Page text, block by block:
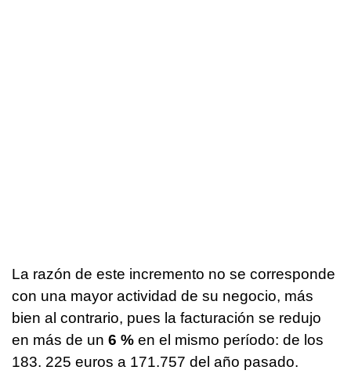
La razón de este incremento no se corresponde
con una mayor actividad de su negocio, más
bien al contrario, pues la facturación se redujo
en más de un 6 % en el mismo período: de los
183. 225 euros a 171.757 del año pasado.